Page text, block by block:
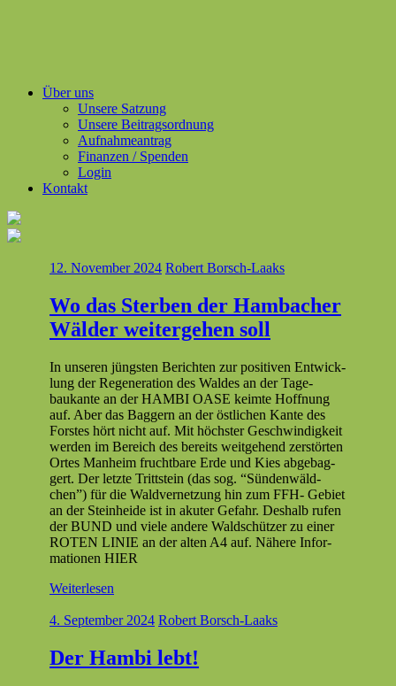
Über uns
Unsere Satzung
Unsere Beitragsordnung
Aufnahmeantrag
Finanzen / Spenden
Login
Kontakt
12. November 2024 Robert Borsch-Laaks
Wo das Sterben der Hambacher
Wälder weitergehen soll
In unseren jüng­sten Bericht­en zur pos­i­tiv­en Entwick­
lung der Regen­er­a­tion des Waldes an der Tage­
baukante an der HAMBI OASE keimte Hoff­nung
auf. Aber das Bag­gern an der östlichen Kante des
Forstes hört nicht auf. Mit höch­ster Geschwindigkeit
wer­den im Bere­ich des bere­its weit­ge­hend zer­störten
Ortes Man­heim frucht­bare Erde und Kies abge­bag­
gert. Der let­zte Trittstein (das sog. “Sün­den­wäld­
chen”) für die Wald­ver­net­zung hin zum FFH- Gebi­et
an der Stein­hei­de ist in akuter Gefahr. Deshalb rufen
der BUND und viele andere Wald­schützer zu ein­er
ROTEN LINIE an der alten A4 auf. Nähere Infor­
ma­tio­nen HIER
Weiterlesen
4. September 2024 Robert Borsch-Laaks
Der Hambi lebt!